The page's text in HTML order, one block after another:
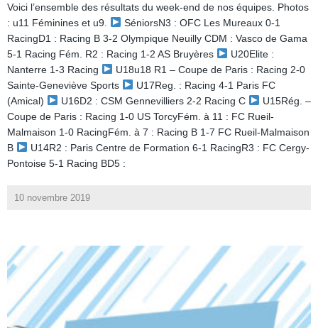
Voici l’ensemble des résultats du week-end de nos équipes. Photos
: u11 Féminines et u9.
SéniorsN3 : OFC Les Mureaux 0-1
RacingD1 : Racing B 3-2 Olympique Neuilly CDM : Vasco de Gama
5-1 Racing Fém. R2 : Racing 1-2 AS Bruyères
U20Elite :
Nanterre 1-3 Racing
U18u18 R1 – Coupe de Paris : Racing 2-0
Sainte-Geneviève Sports
U17Reg. : Racing 4-1 Paris FC
(Amical)
U16D2 : CSM Gennevilliers 2-2 Racing C
U15Rég. –
Coupe de Paris : Racing 1-0 US TorcyFém. à 11 : FC Rueil-
Malmaison 1-0 RacingFém. à 7 : Racing B 1-7 FC Rueil-Malmaison
B
U14R2 : Paris Centre de Formation 6-1 RacingR3 : FC Cergy-
Pontoise 5-1 Racing BD5 :
10 novembre 2019